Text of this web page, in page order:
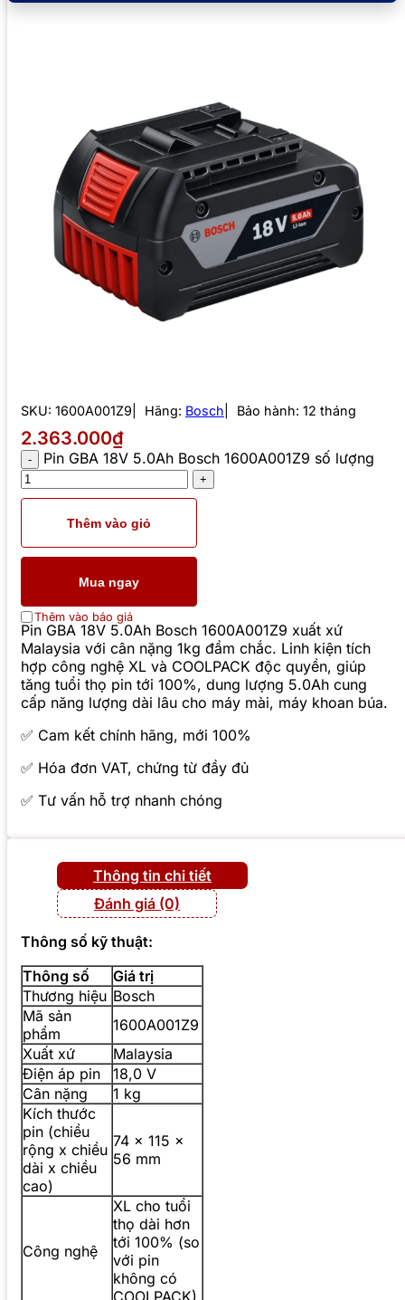
SKU: 1600A001Z9 Hãng: Bosch Bảo hành: 12 tháng
2.363.000₫
Pin GBA 18V 5.0Ah Bosch 1600A001Z9 số lượng
Thêm vào giỏ
Mua ngay
Thêm vào báo giá
Pin GBA 18V 5.0Ah Bosch 1600A001Z9 xuất xứ
Malaysia với cân nặng 1kg đầm chắc. Linh kiện tích
hợp công nghệ XL và COOLPACK độc quyền, giúp
tăng tuổi thọ pin tới 100%, dung lượng 5.0Ah cung
cấp năng lượng dài lâu cho máy mài, máy khoan búa.
✅ Cam kết chính hãng, mới 100%
✅ Hóa đơn VAT, chứng từ đầy đủ
✅ Tư vấn hỗ trợ nhanh chóng
Thông tin chi tiết
Đánh giá (0)
Thông số kỹ thuật:
Thông số
Giá trị
Thương hiệu Bosch
Mã sản
phẩm
1600A001Z9
Xuất xứ
Malaysia
Điện áp pin
18,0 V
Cân nặng
1 kg
Kích thước
pin (chiều
rộng x chiều
dài x chiều
cao)
74 x 115 x
56 mm
Công nghệ
XL cho tuổi
thọ dài hơn
tới 100% (so
với pin
không có